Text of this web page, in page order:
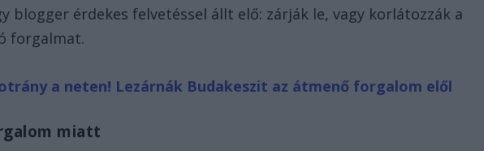
blogger érdekes felvetéssel állt elő: zárják le, vagy korlátozzák a
forgalmat.
a neten! Lezárnák Budakeszit az átmenő forgalom elől
miatt